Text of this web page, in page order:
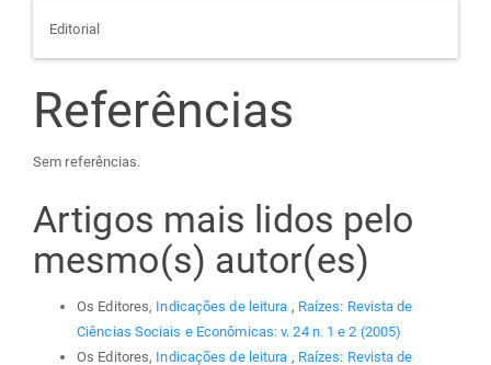
Editorial
Referências
Sem referências.
Artigos mais lidos pelo
mesmo(s) autor(es)
Os Editores, Indicações de leitura , Raízes: Revista de
Ciências Sociais e Econômicas: v. 24 n. 1 e 2 (2005)
Os Editores, Indicações de leitura , Raízes: Revista de